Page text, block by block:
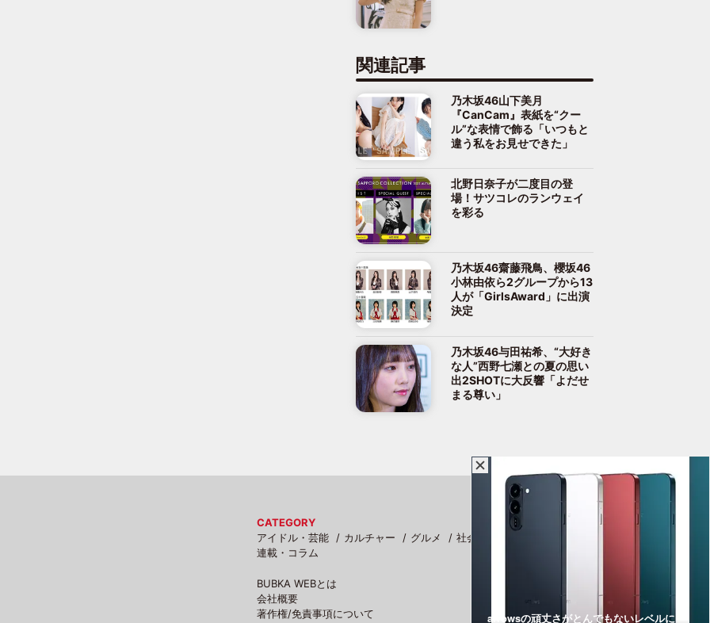
関連記事
乃木坂46山下美月
『CanCam』表紙を“クー
ル”な表情で飾る「いつもと
違う私をお見せできた」
北野日奈子が二度目の登
場！サツコレのランウェイ
を彩る
乃木坂46齋藤飛鳥、櫻坂46
小林由依ら2グループから13
人が「GirlsAward」に出演
決定
乃木坂46与田祐希、“大好き
な人”西野七瀬との夏の思い
出2SHOTに大反響「よだせ
まる尊い」
CATEGORY
アイドル・芸能
カルチャー グルメ 社会
連載・コラム
BUBKA WEBとは
会社概要
著作権/免責事項について
arrowsの頑丈さがとんでもないレベルに